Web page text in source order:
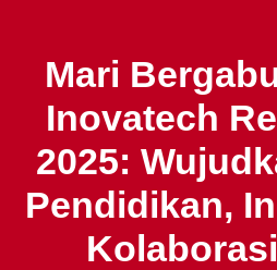
Mari
Inovatech
2025:
Pendidikan,